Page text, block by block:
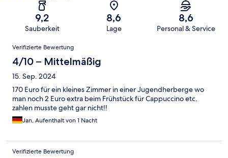
9,2
Sauberkeit
8,6
Lage
8,6
Personal & Service
Bewertungen
Verifizierte Bewertung
4/10 – Mittelmäßig
15. Sep. 2024
170 Euro für ein kleines Zimmer in einer Jugendherberge wo
man noch 2 Euro extra beim Frühstück für Cappuccino etc.
zahlen musste geht gar nicht!!
Jan, Aufenthalt von 1 Nacht
Verifizierte Bewertung